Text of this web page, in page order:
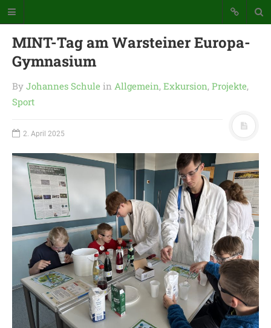
Stadt Warstein
Bunte Schule mit Takt und Schwung
STARTSEITE
WICHTIGES AUS UNSERER
SCHULE
UNSER SCHULTAG
KONTAKT
SDUI
TERMINE
ELTERNBETEILIGUNG-
MINT-Tag am Warsteiner Europa-
Gymnasium
By Johannes Schule in Allgemein, Exkursion, Projekte,
Sport
2. April 2025